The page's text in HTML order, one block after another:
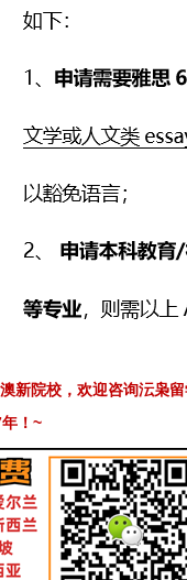
新院校，欢迎咨询沄枭
年！ ~